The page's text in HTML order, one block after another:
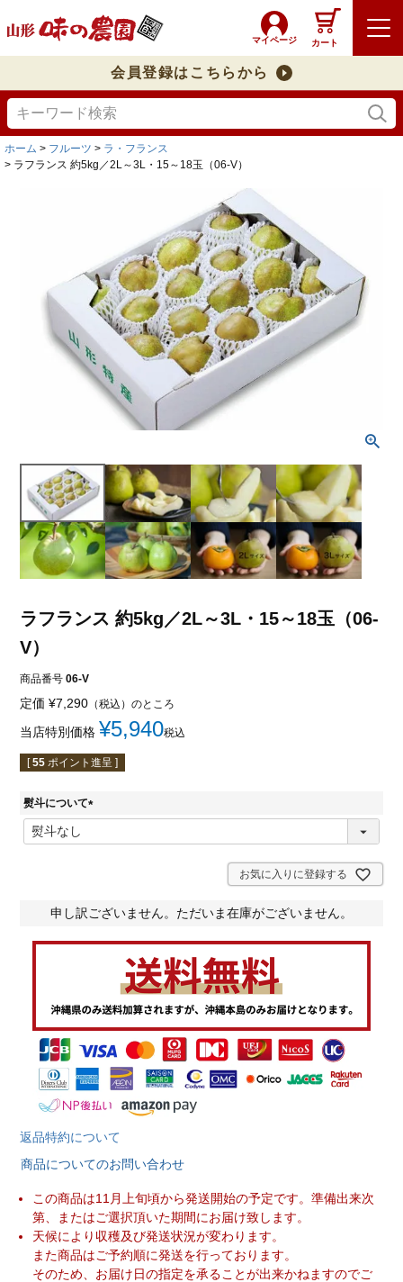
マイページ カート
会員登録はこちらから
ホーム フルーツ
ラ・フランス
ラフランス 約5kg／2L～3L・15～18玉（06-V）
ラフランス 約5kg／2L～3L・15～18玉（06-
V）
商品番号 06-V
定価 ¥7,290 （税込）のところ
当店特別価格 ¥5,940税込
[ 55 ポイント進呈 ]
熨斗について
(
お気に入りに登録する
申し訳ございません。ただいま在庫がございません。
返品特約について
商品についてのお問い合わせ
この商品は11月上旬頃から発送開始の予定です。準備出来次
第、またはご選択頂いた期間にお届け致します。
天候により収穫及び発送状況が変わります。
また商品はご予約順に発送を行っております。
そのため、お届け日の指定を承ることが出来かねますのでご